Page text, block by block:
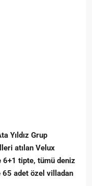
Yıldız Grup
atılan Velux
6+1 tipte, tümü deniz
65 adet özel villadan